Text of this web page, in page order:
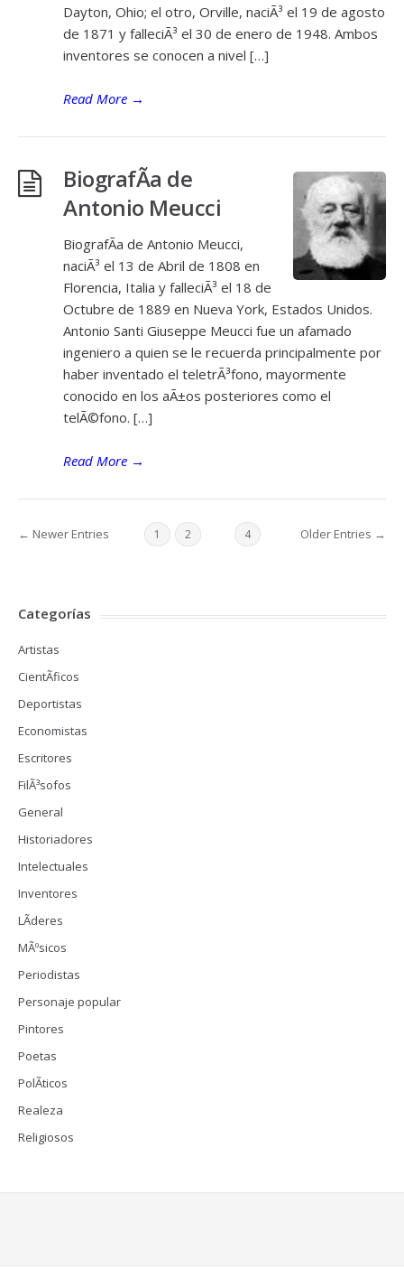
Dayton, Ohio; el otro, Orville, naciÃ³ el 19 de agosto
de 1871 y falleciÃ³ el 30 de enero de 1948. Ambos
inventores se conocen a nivel […]
Read More →
BiografÃ­a de
Antonio Meucci
BiografÃ­a de Antonio Meucci,
naciÃ³ el 13 de Abril de 1808 en
Florencia, Italia y falleciÃ³ el 18 de
Octubre de 1889 en Nueva York, Estados Unidos.
Antonio Santi Giuseppe Meucci fue un afamado
ingeniero a quien se le recuerda principalmente por
haber inventado el teletrÃ³fono, mayormente
conocido en los aÃ±os posteriores como el
telÃ©fono. […]
Read More →
← Newer Entries 1 2 4 Older Entries →
Categorías
Artistas
CientÃ­ficos
Deportistas
Economistas
Escritores
FilÃ³sofos
General
Historiadores
Intelectuales
Inventores
LÃ­deres
MÃºsicos
Periodistas
Personaje popular
Pintores
Poetas
PolÃ­ticos
Realeza
Religiosos